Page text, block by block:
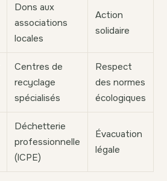
Dons aux
associations
locales
Action
solidaire
Centres de
recyclage
spécialisés
Respect
des normes
écologiques
Déchetterie
professionnelle
(ICPE)
Évacuation
légale